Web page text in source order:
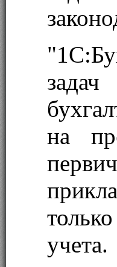
задач
на
учета.